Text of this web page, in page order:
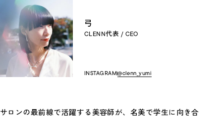
弓
CLENN代表 / CEO
INSTAGRAM@clenn_yumi
サロンの最前線で活躍する美容師が、名美で学生に向き合